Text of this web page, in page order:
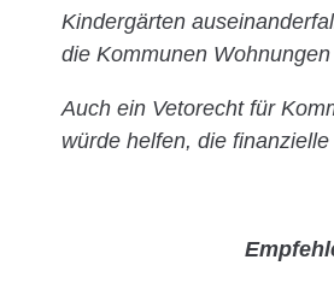
Kindergärten
die Kommunen
Auch ein Vetorecht für
würde helfen, die